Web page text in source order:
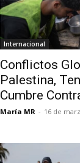
Internacional
Conflictos
Palestina,
Cumbre
María MR - 16 de